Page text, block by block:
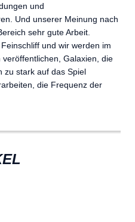
und
Und unserer Meinung nach
sehr gute Arbeit.
und wir werden im
Galaxien, die
zu stark auf das Spiel
die Frequenz der